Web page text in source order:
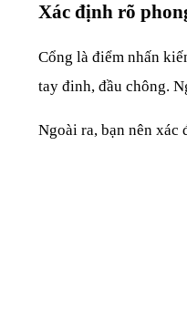
Xác định rõ
Cổng là điểm nhấn
tay đinh, đầu chông.
Ngoài ra, bạn nên